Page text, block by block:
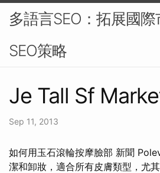
多語言SEO：拓展國
SEO策略
Je Tall Sf
Sep 11, 2013
如何用玉石滾輪按摩臉部 新聞
潔和卸妝，適合所有皮膚類型，尤